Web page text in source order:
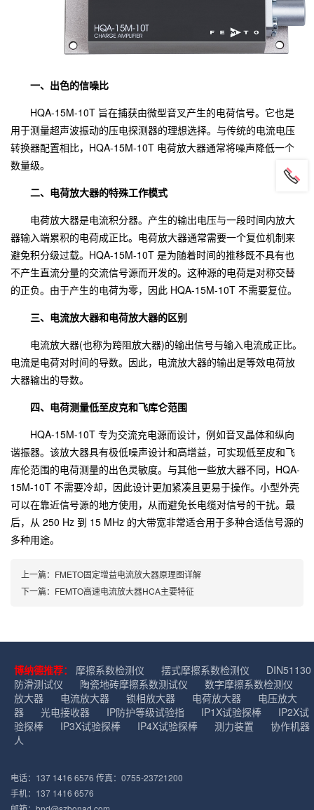
一、出色的信噪比
HQA-15M-10T 旨在捕获由微型音叉产生的电荷信号。它也是
用于测量超声波振动的压电探测器的理想选择。与传统的电流电压
转换器配置相比，HQA-15M-10T 电荷放大器通常将噪声降低一个
数量级。
二、电荷放大器的特殊工作模式
电荷放大器是电流积分器。产生的输出电压与一段时间内放大
器输入端累积的电荷成正比。电荷放大器通常需要一个复位机制来
避免积分级过载。HQA-15M-10T 是为随着时间的推移既不具有也
不产生直流分量的交流信号源而开发的。这种源的电荷是对称交替
的正负。由于产生的电荷为零，因此 HQA-15M-10T 不需要复位。
三、电流放大器和电荷放大器的区别
电流放大器(也称为跨阻放大器)的输出信号与输入电流成正比。
电流是电荷对时间的导数。因此，电流放大器的输出是等效电荷放
大器输出的导数。
四、电荷测量低至皮克和飞库仑范围
HQA-15M-10T 专为交流充电源而设计，例如音叉晶体和纵向
谐振器。该放大器具有极低噪声设计和高增益，可实现低至皮和飞
库伦范围的电荷测量的出色灵敏度。与其他一些放大器不同，HQA-
15M-10T 不需要冷却，因此设计更加紧凑且更易于操作。小型外壳
可以在靠近信号源的地方使用，从而避免长电缆对信号的干扰。最
后，从 250 Hz 到 15 MHz 的大带宽非常适合用于多种合适信号源的
多种用途。
上一篇：FMETO固定增益电流放大器原理图详解
下一篇：FEMTO高速电流放大器HCA主要特征
博纳德推荐： 摩擦系数检测仪 摆式摩擦系数检测仪
DIN51130
防滑测试仪
陶瓷地砖摩擦系数测试仪
数字摩擦系数检测仪
放大器
电流放大器 锁相放大器 电荷放大器
电压放大
器
光电接收器 IP防护等级试验指 IP1X试验探棒
IP2X试
验探棒
IP3X试验探棒 IP4X试验探棒 测力装置
协作机器
人
电话：137 1416 6576 传真：0755-23721200
手机：137 1416 6576